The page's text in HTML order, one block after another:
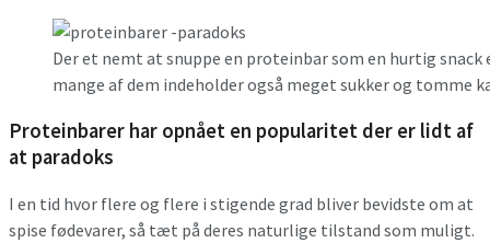
Der et nemt at snuppe en proteinbar som en hurtig
mange af dem indeholder også meget sukker og tomme
Proteinbarer har opnået en popularitet der er lidt af
at paradoks
I en tid hvor flere og flere i stigende grad bliver bevidste om at
spise fødevarer, så tæt på deres naturlige tilstand som muligt.